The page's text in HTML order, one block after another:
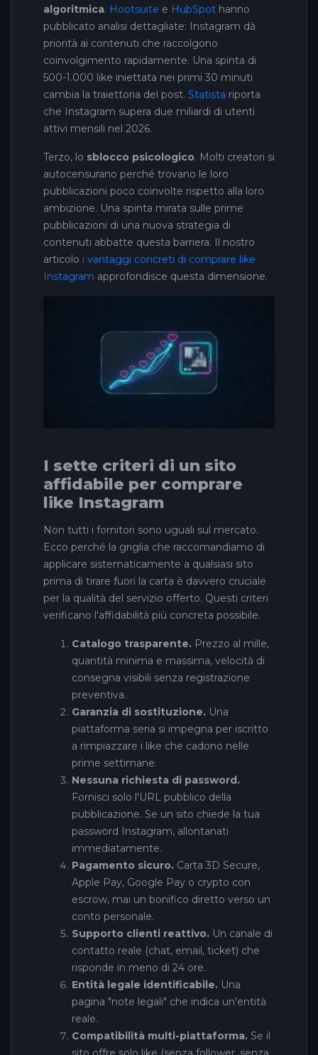
algoritmica. Hootsuite e HubSpot hanno
pubblicato analisi dettagliate: Instagram dà
priorità ai contenuti che raccolgono
coinvolgimento rapidamente. Una spinta di
500-1.000 like iniettata nei primi 30 minuti
cambia la traiettoria del post. Statista riporta
che Instagram supera due miliardi di utenti
attivi mensili nel 2026.
Terzo, lo sblocco psicologico. Molti creatori si
autocensurano perché trovano le loro
pubblicazioni poco coinvolte rispetto alla loro
ambizione. Una spinta mirata sulle prime
pubblicazioni di una nuova strategia di
contenuti abbatte questa barriera. Il nostro
articolo i vantaggi concreti di comprare like
Instagram approfondisce questa dimensione.
I sette criteri di un sito
affidabile per comprare
like Instagram
Non tutti i fornitori sono uguali sul mercato.
Ecco perché la griglia che raccomandiamo di
applicare sistematicamente a qualsiasi sito
prima di tirare fuori la carta è davvero cruciale
per la qualità del servizio offerto. Questi criteri
verificano l'affidabilità più concreta possibile.
Catalogo trasparente. Prezzo al mille,
quantità minima e massima, velocità di
consegna visibili senza registrazione
preventiva.
Garanzia di sostituzione. Una
piattaforma seria si impegna per iscritto
a rimpiazzare i like che cadono nelle
prime settimane.
Nessuna richiesta di password.
Fornisci solo l'URL pubblico della
pubblicazione. Se un sito chiede la tua
password Instagram, allontanati
immediatamente.
Pagamento sicuro. Carta 3D Secure,
Apple Pay, Google Pay o crypto con
escrow, mai un bonifico diretto verso un
conto personale.
Supporto clienti reattivo. Un canale di
contatto reale (chat, email, ticket) che
risponde in meno di 24 ore.
Entità legale identificabile. Una
pagina "note legali" che indica un'entità
reale.
Compatibilità multi-piattaforma. Se il